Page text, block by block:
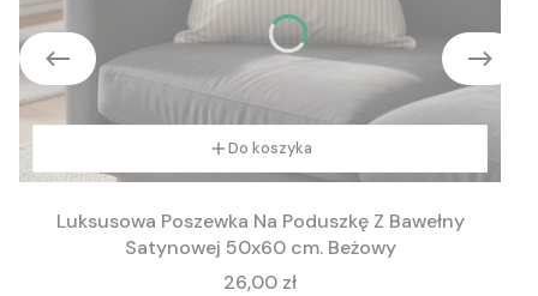
Do koszyka
Luksusowa Poszewka Na Poduszkę Z Bawełny
Satynowej 50x60 cm. Beżowy
Cena
26,00 zł